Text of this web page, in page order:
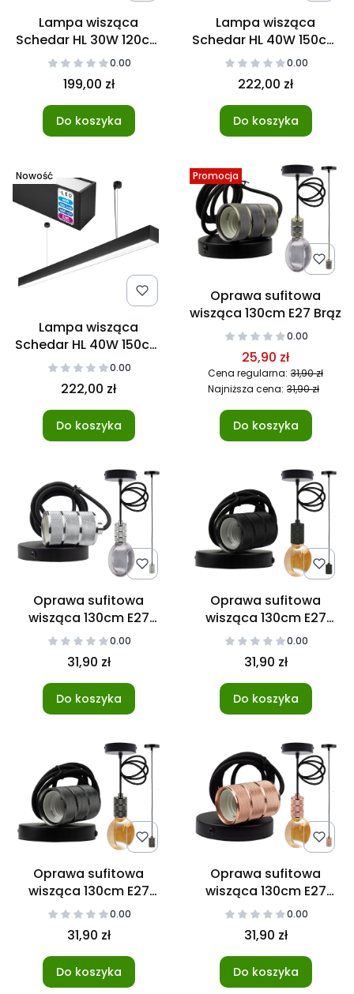
Lampa wisząca
Schedar HL 30W 120cm
4000K Czarna
0.00
199,00 zł
Do koszyka
Lampa wisząca
Schedar HL 40W 150cm
4000K Biała
0.00
222,00 zł
Do koszyka
Nowość
Lampa wisząca
Schedar HL 40W 150cm
4000K Czarna
0.00
222,00 zł
Do koszyka
Promocja
Oprawa sufitowa
wisząca 130cm E27 Brąz
0.00
25,90 zł
Cena regularna: 31,90 zł
Najniższa cena: 31,90 zł
Do koszyka
Oprawa sufitowa
wisząca 130cm E27
Chrom0.00
31,90 zł
Do koszyka
Oprawa sufitowa
wisząca 130cm E27
Czerń mat
0.00
31,90 zł
Do koszyka
Oprawa sufitowa
wisząca 130cm E27
Czerń połysk
0.00
31,90 zł
Do koszyka
Oprawa sufitowa
wisząca 130cm E27
Różowe Złoto
0.00
31,90 zł
Do koszyka